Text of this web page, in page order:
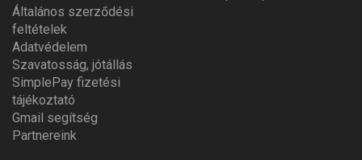
Általános szerződési
feltételek
Adatvédelem
Szavatosság, jótállás
SimplePay fizetési
tájékoztató
Gmail segítség
Partnereink